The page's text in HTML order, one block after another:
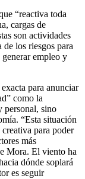
“reactiva toda
cargas de
son actividades
de los riesgos para
empleo y
para anunciar
como la
personal, sino
“Esta situación
para poder
más
Mora. El viento ha
dónde soplará
es seguir